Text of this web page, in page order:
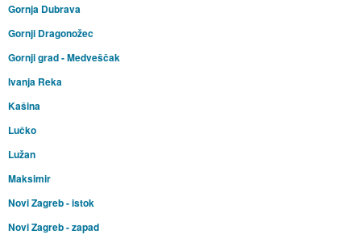
Gornja Dubrava
Gornji Dragonožec
Gornji grad - Medveščak
Ivanja Reka
Kašina
Lučko
Lužan
Maksimir
Novi Zagreb - istok
Novi Zagreb - zapad